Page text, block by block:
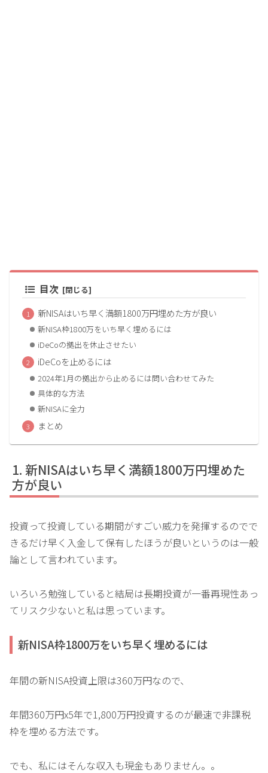
目次
新NISAはいち早く満額1800万円埋めた方が良い
新NISA枠1800万をいち早く埋めるには
iDeCoの拠出を休止させたい
iDeCoを止めるには
2024年1月の拠出から止めるには問い合わせてみた
具体的な方法
新NISAに全力
まとめ
新NISAはいち早く満額1800万円埋めた
方が良い
投資って投資している期間がすごい威力を発揮するのでで
きるだけ早く入金して保有したほうが良いというのは一般
論として言われています。
いろいろ勉強していると結局は長期投資が一番再現性あっ
てリスク少ないと私は思っています。
新NISA枠1800万をいち早く埋めるには
年間の新NISA投資上限は360万円なので、
年間360万円x5年で1,800万円投資するのが最速で非課税
枠を埋める方法です。
でも、私にはそんな収入も現金もありません。。